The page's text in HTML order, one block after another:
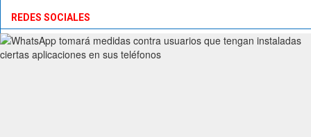
REDES SOCIALES